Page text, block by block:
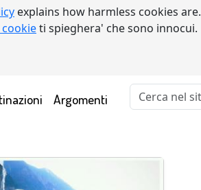
explains how harmless cookies are.
ti spieghera' che sono innocui.
Argomenti